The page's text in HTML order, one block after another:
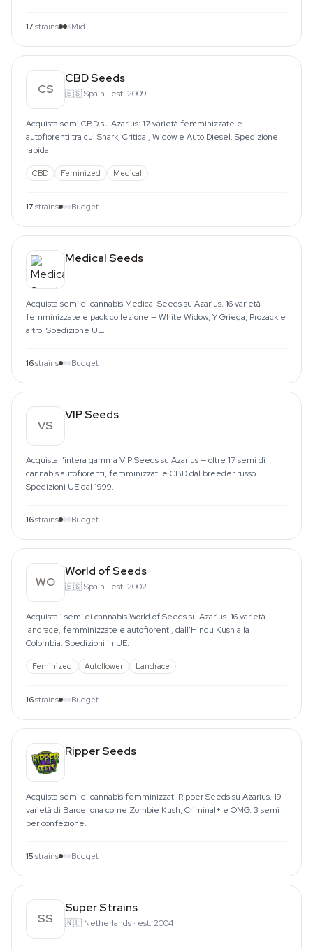
17 strains Mid
CS
CBD Seeds
🇪🇸Spain · est. 2009
Acquista semi CBD su Azarius: 17 varietà femminizzate e
autofiorenti tra cui Shark, Critical, Widow e Auto Diesel. Spedizione
rapida.
CBD Feminized Medical
17 strains Budget
Medical Seeds
Acquista semi di cannabis Medical Seeds su Azarius. 16 varietà
femminizzate e pack collezione — White Widow, Y Griega, Prozack e
altro. Spedizione UE.
16strains Budget
VS
VIP Seeds
Acquista l'intera gamma VIP Seeds su Azarius — oltre 17 semi di
cannabis autofiorenti, femminizzati e CBD dal breeder russo.
Spedizioni UE dal 1999.
16strains Budget
WO
World of Seeds
🇪🇸Spain · est. 2002
Acquista i semi di cannabis World of Seeds su Azarius. 16 varietà
landrace, femminizzate e autofiorenti, dall'Hindu Kush alla
Colombia. Spedizioni in UE.
Feminized Autoflower Landrace
16strains Budget
Ripper Seeds
Acquista semi di cannabis femminizzati Ripper Seeds su Azarius. 19
varietà di Barcellona come Zombie Kush, Criminal+ e OMG. 3 semi
per confezione.
15 strains Budget
SS
Super Strains
🇳🇱 Netherlands · est. 2004